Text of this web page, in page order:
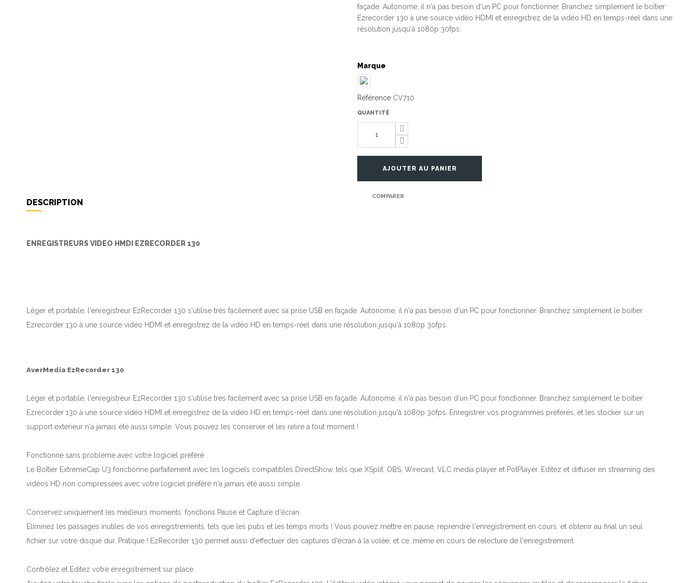
façade. Autonome, il n'a pas besoin d'un PC pour fonctionner. Branchez simplement le boîtier
Ezrecorder 130 à une source vidéo HDMI et enregistrez de la vidéo HD en temps-réel dans une
résolution jusqu'à 1080p 30fps.
Marque
Référence CV710
QUANTITÉ
AJOUTER AU PANIER
COMPARER
DESCRIPTION
ENREGISTREURS VIDEO HMDI EZRECORDER 130
Léger et portable, l'enregistreur EzRecorder 130 s'utilise très facilement avec sa prise USB en façade. Autonome, il n'a pas besoin d'un PC pour fonctionner. Branchez simplement le boîtier
Ezrecorder 130 à une source vidéo HDMI et enregistrez de la vidéo HD en temps-réel dans une résolution jusqu'à 1080p 30fps.
AverMedia EzRecorder 130
Léger et portable, l'enregistreur EzRecorder 130 s'utilise très facilement avec sa prise USB en façade. Autonome, il n'a pas besoin d'un PC pour fonctionner. Branchez simplement le boîtier
Ezrecorder 130 à une source vidéo HDMI et enregistrez de la vidéo HD en temps-réel dans une résolution jusqu'à 1080p 30fps. Enregistrer vos programmes préférés, et les stocker sur un
support extérieur n'a jamais été aussi simple. Vous pouvez les conserver et les relire à tout moment !
Fonctionne sans problème avec votre logiciel préféré
Le Boîtier ExtremeCap U3 fonctionne parfaitement avec les logiciels compatibles DirectShow, tels que XSplit, OBS, Wirecast, VLC media player et PotPlayer. Editez et diffuser en streaming des
vidéos HD non compressées avec votre logiciel préféré n'a jamais été aussi simple.
Conservez uniquement les meilleurs moments: fonctions Pause et Capture d'écran
Eliminez les passages inutiles de vos enregistrements, tels que les pubs et les temps morts ! Vous pouvez mettre en pause, reprendre l'enregistrement en cours, et obtenir au final un seul
fichier sur votre disque dur. Pratique ! EzRecorder 130 permet aussi d'effectuer des captures d'écran à la volée, et ce, même en cours de relecture de l'enregistrement.
Contrôlez et Editez votre enregistrement sur place